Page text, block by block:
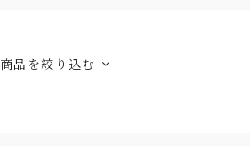
商品を絞り込む